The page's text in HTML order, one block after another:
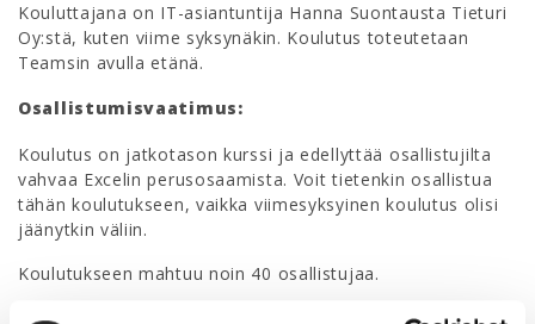
Kouluttajana on IT-asiantuntija Hanna Suontausta Tieturi
Oy:stä, kuten viime syksynäkin. Koulutus toteutetaan
Teamsin avulla etänä.
Osallistumisvaatimus:
Koulutus on jatkotason kurssi ja edellyttää osallistujilta
vahvaa Excelin perusosaamista. Voit tietenkin osallistua
tähän koulutukseen, vaikka viimesyksyinen koulutus olisi
jäänytkin väliin.
Koulutukseen mahtuu noin 40 osallistujaa.
Koulutuksen sisältö: